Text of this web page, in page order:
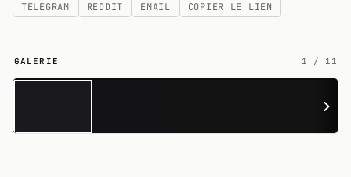
TELEGRAM
REDDIT EMAIL COPIER LE LIEN
GALERIE 1 / 11